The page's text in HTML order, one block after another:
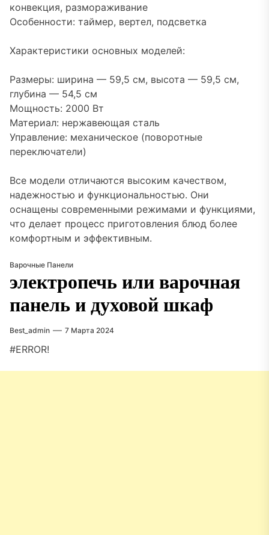
конвекция, размораживание
Особенности: таймер, вертел, подсветка
Характеристики основных моделей:
Размеры: ширина — 59,5 см, высота — 59,5 см,
глубина — 54,5 см
Мощность: 2000 Вт
Материал: нержавеющая сталь
Управление: механическое (поворотные
переключатели)
Все модели отличаются высоким качеством,
надежностью и функциональностью. Они
оснащены современными режимами и функциями,
что делает процесс приготовления блюд более
комфортным и эффективным.
Варочные Панели
электропечь или варочная
панель и духовой шкаф
Best_admin 7 Марта 2024
#ERROR!